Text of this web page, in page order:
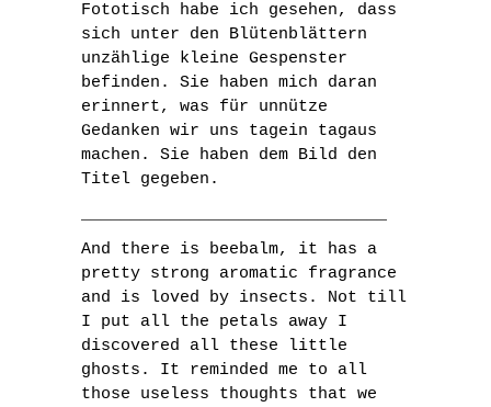
Fototisch habe ich gesehen, dass
sich unter den Blütenblättern
unzählige kleine Gespenster
befinden. Sie haben mich daran
erinnert, was für unnütze
Gedanken wir uns tagein tagaus
machen. Sie haben dem Bild den
Titel gegeben.
And there is beebalm, it has a
pretty strong aromatic fragrance
and is loved by insects. Not till
I put all the petals away I
discovered all these little
ghosts. It reminded me to all
those useless thoughts that we